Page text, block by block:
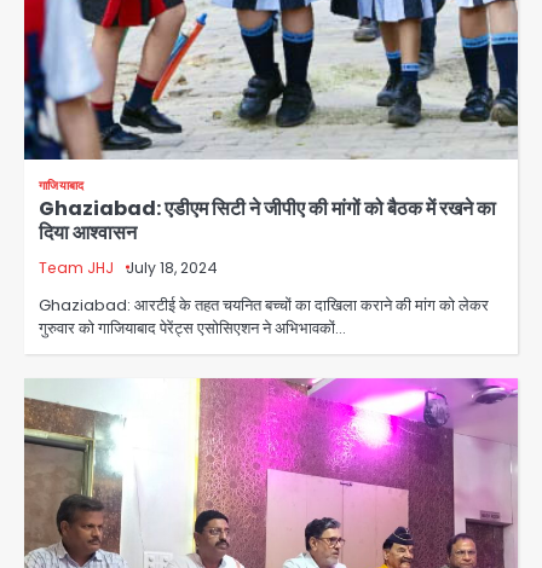
गाजियाबाद
Ghaziabad: एडीएम सिटी ने जीपीए की मांगों को बैठक में रखने का
दिया आश्वासन
Team JHJ July 18, 2024
Ghaziabad: आरटीई के तहत चयनित बच्चों का दाखिला कराने की मांग को लेकर
गुरुवार को गाजियाबाद पेरेंट्स एसोसिएशन ने अभिभावकों…